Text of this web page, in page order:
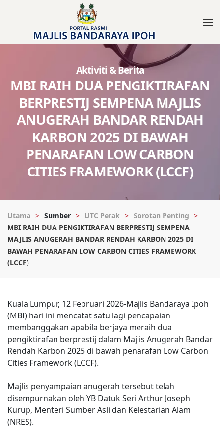
Aktiviti & Berita
MBI RAIH DUA PENGIKTIRAFAN
BERPRESTIJ SEMPENA MAJLIS
ANUGERAH BANDAR RENDAH
KARBON 2025 DI BAWAH
PENARAFAN LOW CARBON
CITIES FRAMEWORK (LCCF)
Utama Sumber UTC Perak
Sorotan Penting
MBI RAIH DUA PENGIKTIRAFAN BERPRESTIJ SEMPENA
MAJLIS ANUGERAH BANDAR RENDAH KARBON 2025 DI
BAWAH PENARAFAN LOW CARBON CITIES FRAMEWORK
(LCCF)
Kuala Lumpur, 12 Februari 2026-Majlis Bandaraya Ipoh
(MBI) hari ini mencatat satu lagi pencapaian
membanggakan apabila berjaya meraih dua
pengiktirafan berprestij dalam Majlis Anugerah Bandar
Rendah Karbon 2025 di bawah penarafan Low Carbon
Cities Framework (LCCF).
Majlis penyampaian anugerah tersebut telah
disempurnakan oleh YB Datuk Seri Arthur Joseph
Kurup, Menteri Sumber Asli dan Kelestarian Alam
(NRES).